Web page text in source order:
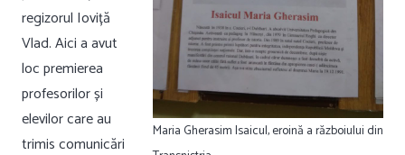
Maria Gherasim Isaicul, eroină a războiului din
regizorul Ioviță
Vlad. Aici a avut
loc premierea
profesorilor și
elevilor care au
trimis comunicări